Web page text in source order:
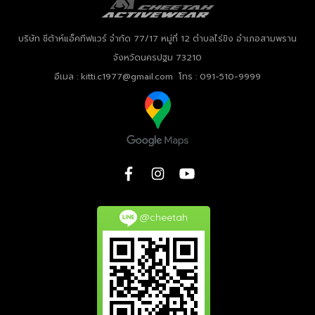
บริษัท ชีต้าห์แอ็คทีฟแวร์ จำกัด 77/17 หมู่ที่ 12 ตำบลไร่ขิง อำเภอสามพราน
จังหวัดนครปฐม 73210
อีเมล : kitti.c1977@gmail.com โทร : 091-510-9999
@cheetah